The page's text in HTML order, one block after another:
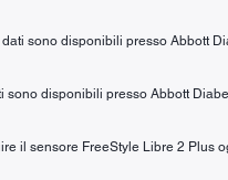
sono disponibili presso Abbott
sono disponibili presso Abbott
il sensore FreeStyle Libre 2